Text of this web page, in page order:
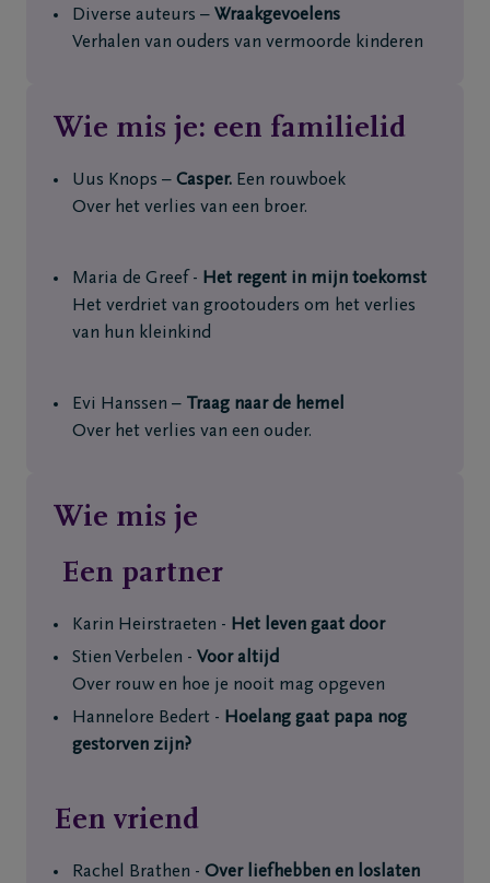
Diverse auteurs – Wraakgevoelens
Verhalen van ouders van vermoorde kinderen
Wie mis je: een familielid
Uus Knops – Casper. Een rouwboek
Over het verlies van een broer.
Maria de Greef - Het regent in mijn toekomst
Het verdriet van grootouders om het verlies
van hun kleinkind
Evi Hanssen – Traag naar de hemel
Over het verlies van een ouder.
Wie mis je
Een partner
Karin Heirstraeten - Het leven gaat door
Stien Verbelen - Voor altijd
Over rouw en hoe je nooit mag opgeven
Hannelore Bedert - Hoelang gaat papa nog
gestorven zijn?
Een vriend
Rachel Brathen - Over liefhebben en loslaten